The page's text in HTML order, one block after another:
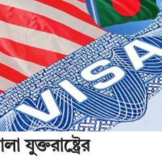
যুক্তরাষ্ট্রের